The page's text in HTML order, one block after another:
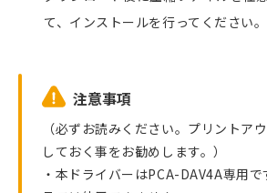
て、インストールを行ってください。
注意事項
（必ずお読みください。プリントア
しておく事をお勧めします。）
・本ドライバーはPCA-DAV4A専用